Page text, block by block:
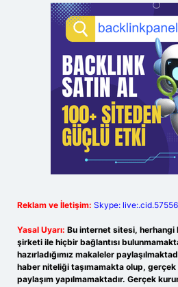
Reklam ve İletişim: Skype:
Yasal Uyarı: Bu internet sitesi, herhangi
şirketi ile hiçbir bağlantısı
hazırladığımız makaleler
haber niteliği taşımamakta olup,
paylaşım yapılmamaktadır. Gerçek